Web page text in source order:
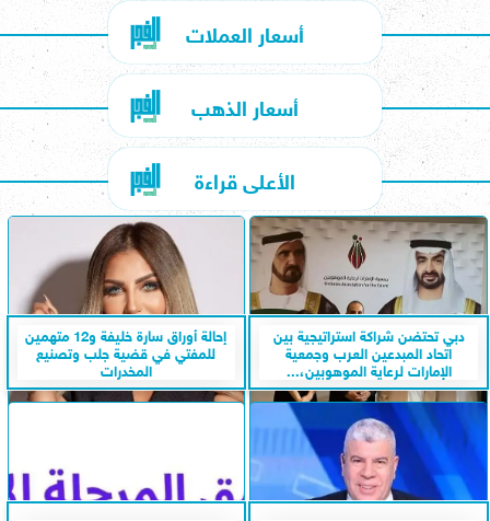
أسعار العملات
أسعار الذهب
الأعلى قراءة
دبي تحتضن شراكة استراتيجية بين
اتحاد المبدعين العرب وجمعية
الإمارات لرعاية الموهوبين،...
إحالة أوراق سارة خليفة و12 متهمين
للمفتي في قضية جلب وتصنيع
المخدرات